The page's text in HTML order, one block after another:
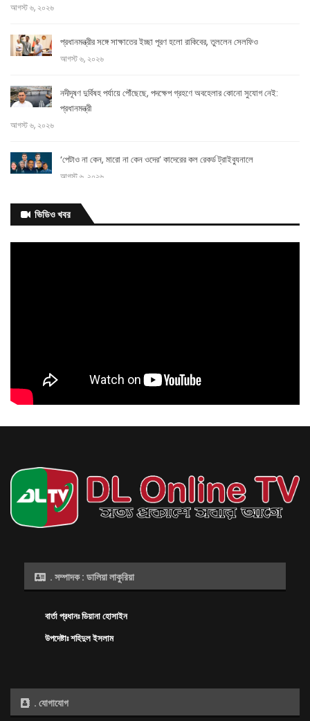
আগস্ট ৬, ২০২৬
প্রধানমন্ত্রীর সঙ্গে সাক্ষাতের ইচ্ছা পূরণ হলো রাকিবের, তুললেন সেলফিও
আগস্ট ৬, ২০২৬
নদীদূষণ দুর্বিষহ পর্যায়ে পৌঁছেছে, পদক্ষেপ গ্রহণে অবহেলার কোনো সুযোগ নেই:
প্রধানমন্ত্রী
আগস্ট ৬, ২০২৬
‘পেটাও না কেন, মারো না কেন ওদের’ কাদেরের কল রেকর্ড ট্রাইব্যুনালে
আগস্ট ৬, ২০২৬
এক
মাসের মধ্যে ভাতার আওতায় আসছেন আরও ২০০ ক্রীড়াবিদ: ক্রীড়া প্রতিমন্ত্রী
আগস্ট ৬, ২০২৬
ভিডিও খবর
. সম্পাদক : ডালিয়া লাকুরিয়া
বার্তা প্রধানঃ ডিয়ানা হোসাইন
উপদেষ্টাঃ শহিদুল ইসলাম
. যোগাযোগ